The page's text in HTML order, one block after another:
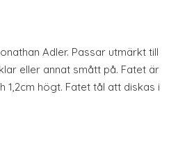
Adler. Passar utmärkt till
eller annat smått på. Fatet är
1,2cm högt. Fatet tål att diskas i